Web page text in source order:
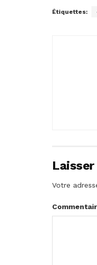
Étiquettes:
Votre